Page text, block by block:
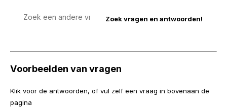
Voorbeelden van vragen
Klik voor de antwoorden, of vul zelf een vraag in bovenaan de
pagina